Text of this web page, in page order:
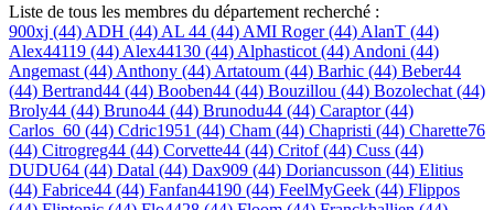
Liste de tous les membres du département recherché :
900xj (44) ADH (44) AL 44 (44) AMI Roger (44) AlanT (44)
Alex44119 (44) Alex44130 (44) Alphasticot (44) Andoni (44)
Angemast (44) Anthony (44) Artatoum (44) Barhic (44) Beber44
(44) Bertrand44 (44) Booben44 (44) Bouzillou (44) Bozolechat (44)
Broly44 (44) Bruno44 (44) Brunodu44 (44) Caraptor (44)
Carlos_60 (44) Cdric1951 (44) Cham (44) Chapristi (44) Charette76
(44) Citrogreg44 (44) Corvette44 (44) Critof (44) Cuss (44)
DUDU64 (44) Datal (44) Dax909 (44) Doriancusson (44) Elitius
(44) Fabrice44 (44) Fanfan44190 (44) FeelMyGeek (44) Flippos